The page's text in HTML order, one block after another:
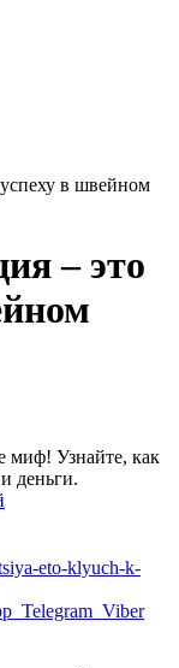
в швейном
– это
миф! Узнайте, как
деньги.
eto-klyuch-k-
Telegram Viber